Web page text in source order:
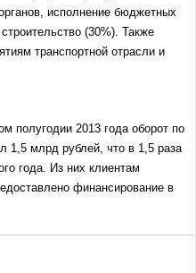
исполнение бюджетных
(30%). Также
транспортной отрасли и
полугодии 2013 года оборот по
1,5 млрд рублей, что в 1,5 раза
года. Из них клиентам
финансирование в